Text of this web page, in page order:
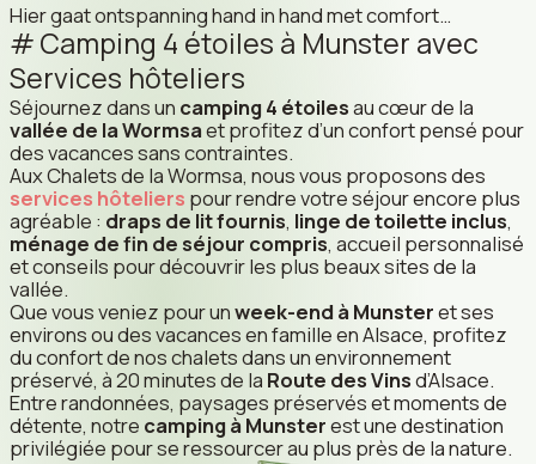
Hier gaat ontspanning hand in hand met comfort…
Camping 4 étoiles à Munster avec
Services hôteliers
Séjournez dans un camping 4 étoilesau cœur de la
vallée de la Wormsaet profitez d’un confort pensé pour
des vacances sans contraintes.
Aux Chalets de la Wormsa, nous vous proposons des
services hôteliers pour rendre votre séjour encore plus
agréable : draps de lit fournis, linge de toilette inclus,
ménage de fin de séjour compris, accueil personnalisé
et conseils pour découvrir les plus beaux sites de la
vallée.
Que vous veniez pour unweek-end à Munsteret ses
environs ou des vacances en famille en Alsace, profitez
du confort de nos chalets dans un environnement
préservé, à 20 minutes de la Route des Vinsd’Alsace.
Entre randonnées, paysages préservés et moments de
détente, notre camping à Munsterest une destination
privilégiée pour se ressourcer au plus près de la nature.